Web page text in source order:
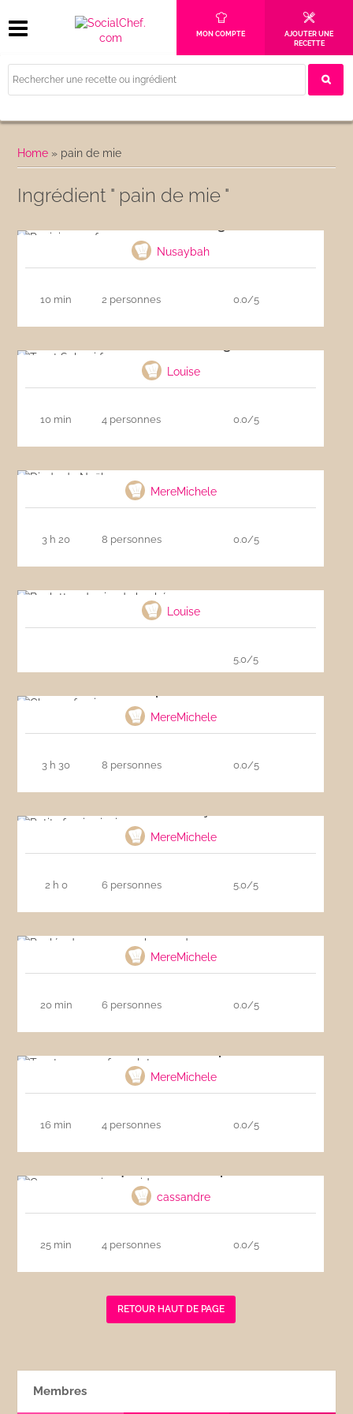
MON COMPTE
AJOUTER UNE
RECETTE
Home » pain de mie
Ingrédient " pain de mie "
Nusaybah
10 min 2 personnes 0.0/5
Louise
10 min 4 personnes 0.0/5
MereMichele
3 h 20 8 personnes 0.0/5
Louise
5.0/5
MereMichele
3 h 30 8 personnes 0.0/5
MereMichele
2 h 0 6 personnes 5.0/5
MereMichele
20 min 6 personnes 0.0/5
MereMichele
16 min 4 personnes 0.0/5
cassandre
25 min 4 personnes 0.0/5
RETOUR HAUT DE PAGE
Membres